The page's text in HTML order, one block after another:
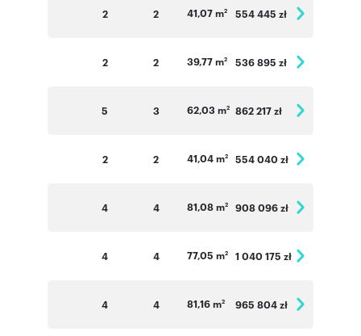
2 2 41,07 m2 554 445 zł
2 2 39,77 m2 536 895 zł
5 3 62,03 m2 862 217 zł
2 2 41,04 m2 554 040 zł
4 4 81,08 m2 908 096 zł
4 4 77,05 m2 1 040 175 zł
4 4 81,16 m2 965 804 zł